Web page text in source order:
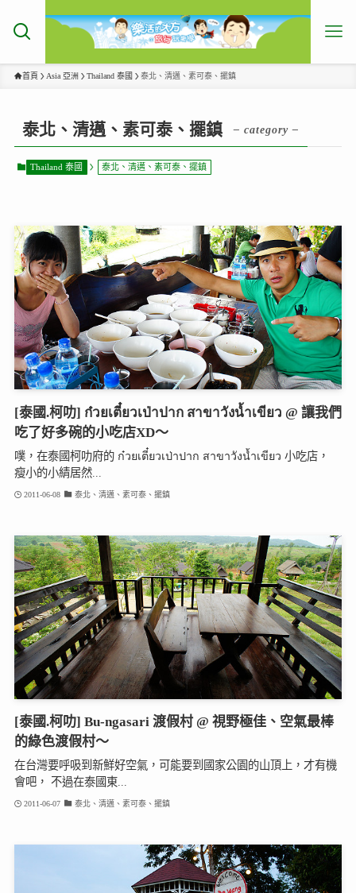
首頁 Asia 亞洲 Thailand 泰國 泰北、清邁、素可泰、擺鎮
泰北、清邁、素可泰、擺鎮 – category –
Thailand 泰國 泰北、清邁、素可泰、擺鎮
[泰國.柯叻] ก๋วยเตี๋ยวเป่าปาก สาขาวังน้ำเขียว @ 讓我們
吃了好多碗的小吃店XD～
噗，在泰國柯叻府的 ก๋วยเตี๋ยวเป่าปาก สาขาวังน้ำเขียว 小吃店，
瘦小的小綪居然...
2011-06-08 泰北、清邁、素可泰、擺鎮
[泰國.柯叻] Bu-ngasari 渡假村 @ 視野極佳、空氣最棒
的綠色渡假村～
在台灣要呼吸到新鮮好空氣，可能要到國家公園的山頂上，才有機
會吧， 不過在泰國東...
2011-06-07 泰北、清邁、素可泰、擺鎮